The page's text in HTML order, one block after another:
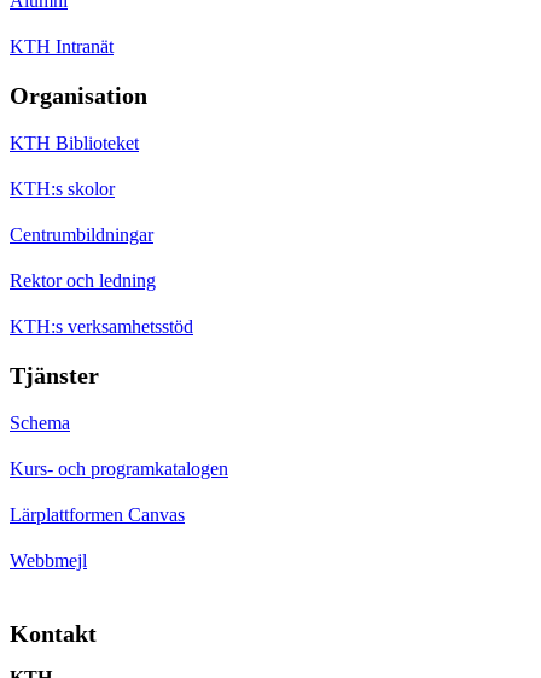
KTH Intranät
Organisation
KTH Biblioteket
KTH:s skolor
Centrumbildningar
Rektor och ledning
KTH:s verksamhetsstöd
Tjänster
Schema
Kurs- och programkatalogen
Lärplattformen Canvas
Webbmejl
Kontakt